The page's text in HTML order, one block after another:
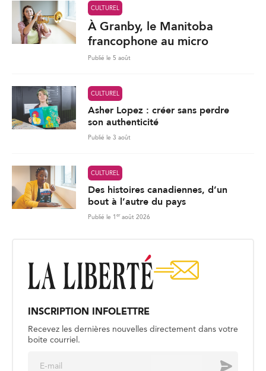
CULTUREL
À Granby, le Manitoba
francophone au micro
Publié le 5 août
CULTUREL
Asher Lopez : créer sans perdre
son authenticité
Publié le 3 août
CULTUREL
Des histoires canadiennes, d’un
bout à l’autre du pays
Publié le 1 er août 2026
INSCRIPTION INFOLETTRE
Recevez les dernières nouvelles directement dans votre
boite courriel.
Envoyer